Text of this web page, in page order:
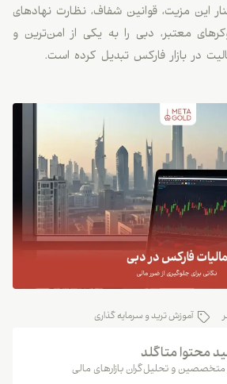
این مزیت، قوانین شفاف، نظارت نهادهای
معتبر، دبی را به یکی از امن‌ترین و
در بازار فارکس تبدیل کرده است.
آموزش ترید و سرمایه گذاری
محتوا متاگلد
و تحلیل‌گران بازارهای مالی